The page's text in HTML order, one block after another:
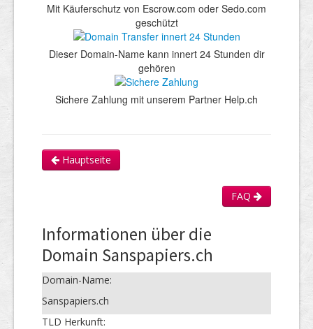
Mit Käuferschutz von Escrow.com oder Sedo.com
geschützt
Dieser Domain-Name kann innert 24 Stunden dir
gehören
Sichere Zahlung mit unserem Partner Help.ch
Hauptseite
FAQ
Informationen über die
Domain Sanspapiers.ch
Domain-Name:
Sanspapiers.ch
TLD Herkunft: